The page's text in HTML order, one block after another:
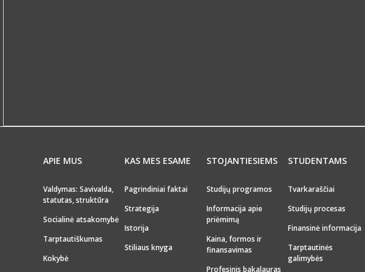
APIE MUS
Valdymas: Savivalda,
statutas, struktūra
Socialinė atsakomybė
Tarptautiškumas
Kokybė
KAS MES ESAME
Pagrindiniai faktai
Strategija
Istorija
Stiliaus knyga
STOJANTIESIEMS
Studijų programos
Informacija apie
priėmimą
Kaina, formos ir
finansavimas
Profesinis bakalauras
STUDENTAMS
Tvarkaraščiai
Studijų procesas
Finansinė informacija
Tarptautinės
galimybės